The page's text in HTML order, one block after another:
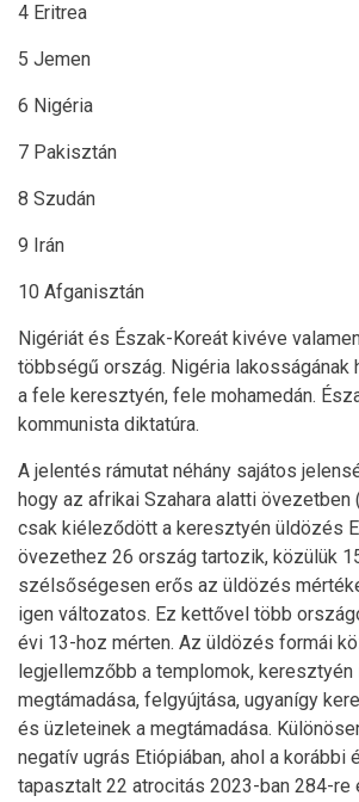
4 Eritrea
5 Jemen
6 Nigéria
7 Pakisztán
8 Szudán
9 Irán
10 Afganisztán
Nigériát és Észak-Koreát kivéve
többségű ország. Nigéria lakosságának
a fele keresztyén, fele mohamedán.
kommunista diktatúra.
A jelentés rámutat néhány sajátos
hogy az afrikai Szahara alatti övezetben
csak kiéleződött a keresztyén üldözés
övezethez 26 ország tartozik, közülük
szélsőségesen erős az üldözés
igen változatos. Ez kettővel több
évi 13-hoz mérten. Az üldözés formái
legjellemzőbb a templomok, keresztyén
megtámadása, felgyújtása, ugyanígy
és üzleteinek a megtámadása.
negatív ugrás Etiópiában, ahol a korábbi
tapasztalt 22 atrocitás 2023-ban 284-re